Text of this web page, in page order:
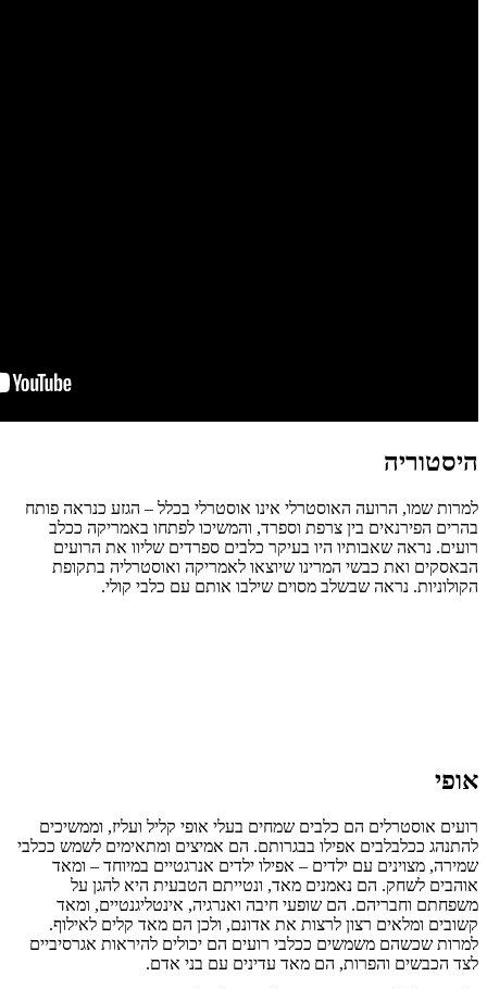
היסטוריה
למרות שמו, הרועה האוסטרלי אינו אוסטרלי בכלל – הגזע כנראה פותח
בהרים הפירנאים בין צרפת וספרד, והמשיכו לפתחו באמריקה ככלב
רועים. נראה שאבותיו היו בעיקר כלבים ספרדים שליוו את הרועים
הבאסקים ואת כבשי המרינו שיוצאו לאמריקה ואוסטרליה בתקופת
הקולוניות. נראה שבשלב מסוים שילבו אותם עם כלבי קולי.
אופי
רועים אוסטרלים הם כלבים שמחים בעלי אופי קליל ועליז, וממשיכים
להתנהג ככלבלבים אפילו בבגרותם. הם אמיצים ומתאימים לשמש ככלבי
שמירה, מצוינים עם ילדים – אפילו ילדים אנרגטיים במיוחד – ומאד
אוהבים לשחק. הם נאמנים מאד, ונטייתם הטבעית היא להגן על
משפחתם וחבריהם. הם שופעי חיבה ואנרגיה, אינטליגנטיים, ומאד
קשובים ומלאים רצון לרצות את אדונם, ולכן הם מאד קלים לאילוף.
למרות שכשהם משמשים ככלבי רועים הם יכולים להיראות אגרסיביים
לצד הכבשים והפרות, הם מאד עדינים עם בני אדם.